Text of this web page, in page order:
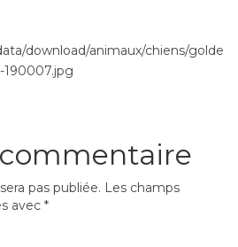
download/animaux/chiens/golde
190007.jpg
pas publiée. Les champs
avec *